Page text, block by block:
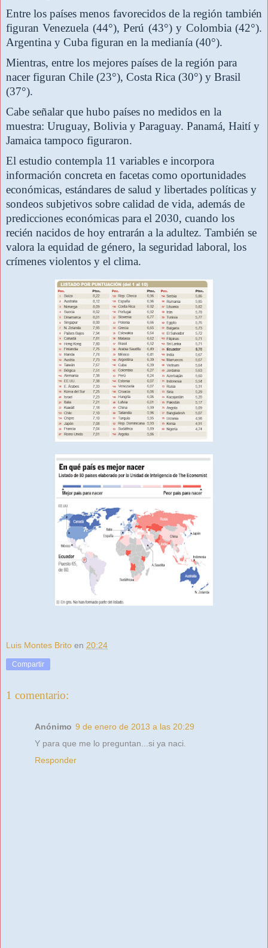
Entre los países menos favorecidos de la región también
figuran Venezuela (44°), Perú (43°) y Colombia (42°).
Argentina y Cuba figuran en la medianía (40°).
Mientras, entre los mejores países de la región para
nacer figuran Chile (23°), Costa Rica (30°) y Brasil
(37°).
Cabe señalar que hubo países no medidos en la
muestra: Uruguay, Bolivia y Paraguay. Panamá, Haití y
Jamaica tampoco figuraron.
El estudio contempla 11 variables e incorpora
información concreta en facetas como oportunidades
económicas, estándares de salud y libertades políticas y
sondeos subjetivos sobre calidad de vida, además de
predicciones económicas para el 2030, cuando los
recién nacidos de hoy entrarán a la adultez. También se
valora la equidad de género, la seguridad laboral, los
crímenes violentos y el clima.
Luis Montes Brito en 20:24
Compartir
1 comentario:
Anónimo 9 de enero de 2013 a las 20:29
Y para que me lo preguntan...si ya naci.
Responder